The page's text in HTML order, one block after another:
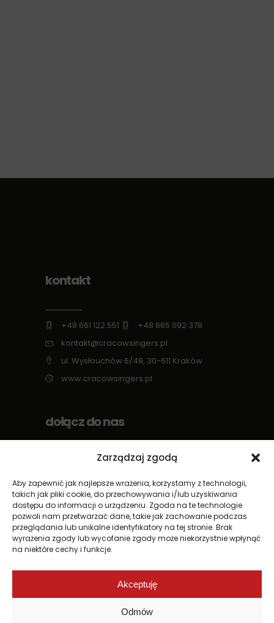
Zarządzaj zgodą
Aby zapewnić jak najlepsze wrażenia, korzystamy z technologii,
takich jak pliki cookie, do przechowywania i/lub uzyskiwania
dostępu do informacji o urządzeniu. Zgoda na te technologie
pozwoli nam przetwarzać dane, takie jak zachowanie podczas
przeglądania lub unikalne identyfikatory na tej stronie. Brak
wyrażenia zgody lub wycofanie zgody może niekorzystnie wpłynąć
na niektóre cechy i funkcje.
Akceptuję
Odmów
kontakt
+48 661 122 551
+48 665 092 378
kontakt@cracowsingers.pl
ul. Wysłouchów 6/49, 30-611 Kraków
www.cracowsingers.pl
dołącz do nas
newsletter